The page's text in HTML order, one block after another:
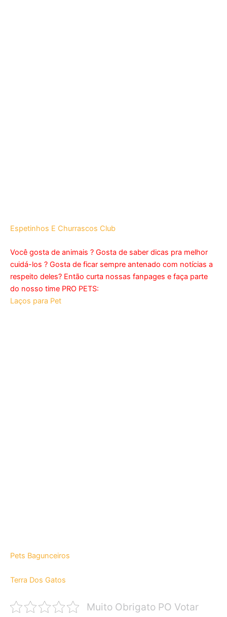
Espetinhos E Churrascos Club
Você gosta de animais ? Gosta de saber dicas pra melhor
cuidá-los ? Gosta de ficar sempre antenado com notícias a
respeito deles? Então curta nossas fanpages e faça parte
do nosso time PRO PETS:
Laços para Pet
Pets Bagunceiros
Terra Dos Gatos
Muito Obrigato PO Votar